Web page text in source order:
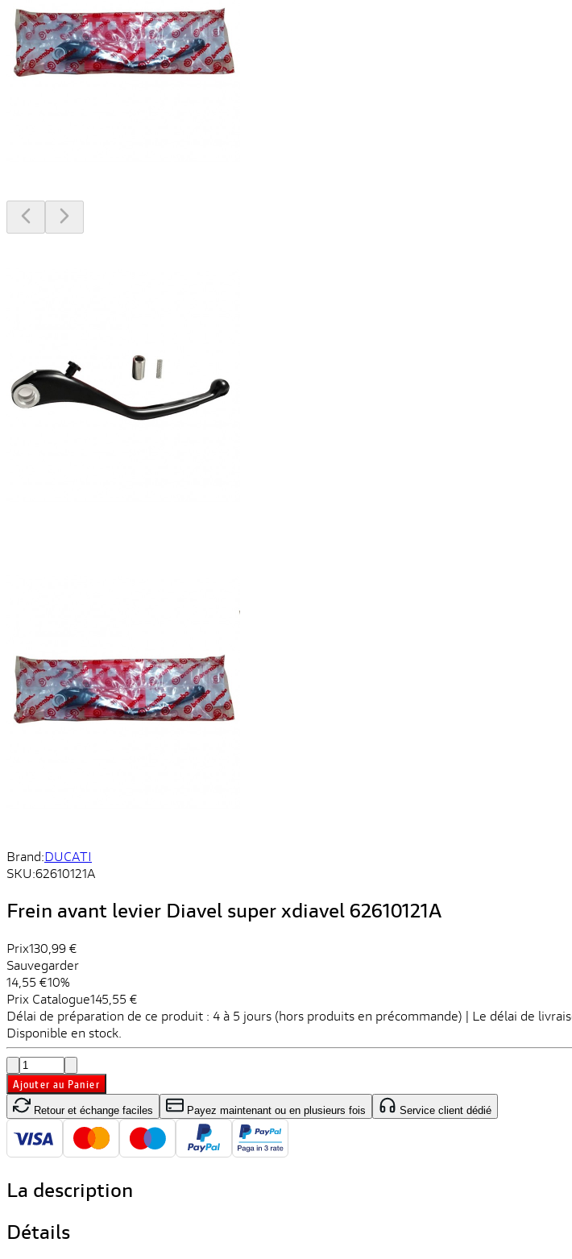
Brand:DUCATI
SKU:62610121A
Frein avant levier Diavel super xdiavel 62610121A
Prix130,99 €
Sauvegarder
14,55 €10%
Prix ​​Catalogue145,55 €
Délai de préparation de ce produit : 4 à 5 jours (hors produits en précommande) | Le délai de
Disponible en stock.
Ajouter au Panier
Retour et échange faciles Payez maintenant ou en plusieurs fois Service client dédié
La description
Détails